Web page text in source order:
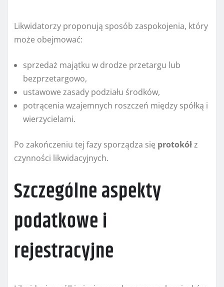
Likwidatorzy proponują sposób zaspokojenia, który
może obejmować:
sprzedaż majątku w drodze przetargu lub
bezprzetargowo,
ustawowe zasady podziału środków,
potrącenia wzajemnych roszczeń między spółką i
wierzycielami.
Po zakończeniu tej fazy sporządza się protokółz
czynności likwidacyjnych.
Szczególne aspekty
podatkowe i
rejestracyjne